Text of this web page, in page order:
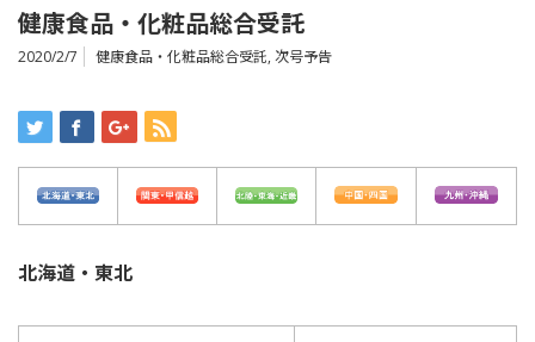
健康食品・化粧品総合受託
2020/2/7 健康食品・化粧品総合受託, 次号予告
北海道・東北